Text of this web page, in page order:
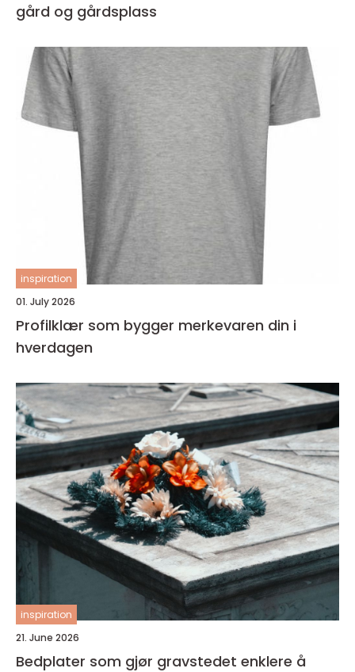
gård og gårdsplass
inspiration
01. July 2026
Profilklær som bygger merkevaren din i
hverdagen
inspiration
21. June 2026
Bedplater som gjør gravstedet enklere å